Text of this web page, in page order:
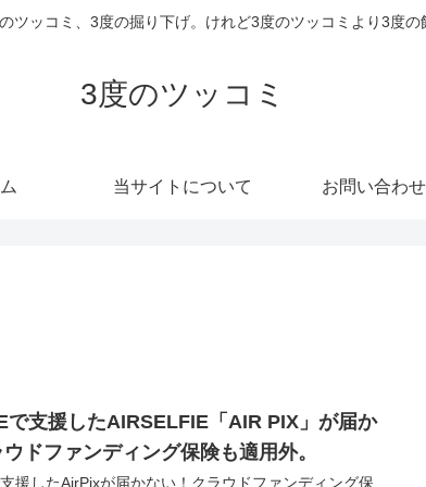
ツッコミ、3度の掘り下げ。けれど3度のツッコミより3度の
3度のツッコミ
当サイトについて お問い合わせ
で支援したAIRSELFIE「AIR PIX」が届か
ドファンディング保険も適用外。
援したAirPixが届かない！クラウドファンディング保